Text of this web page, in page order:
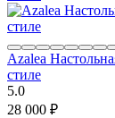
Azalea
стиле
5.0
28 000 ₽